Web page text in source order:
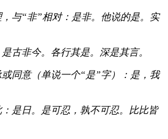
，与“非”相对：是非。他说的是。实
是古非今。各行其是。深是其言。
或同意（单说一个“是”字）：是，我
：是日。是可忍，孰不可忍。比比皆